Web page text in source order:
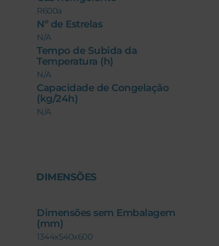
R600a
Nº de Estrelas
N/A
Tempo de Subida da
Temperatura (h)
N/A
Capacidade de Congelação
(kg/24h)
N/A
DIMENSÕES
Dimensões sem Embalagem
(mm)
1344x540x600